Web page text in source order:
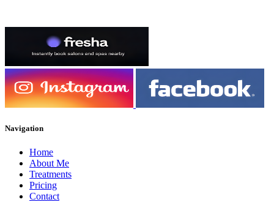
Navigation
Home
About Me
Treatments
Pricing
Contact